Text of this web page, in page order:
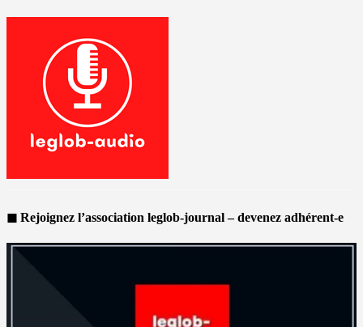
◼ Rejoignez l’association leglob-journal – devenez adhérent-e